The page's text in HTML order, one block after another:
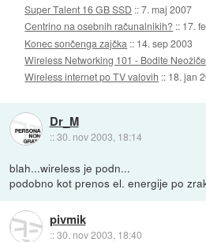
Super Talent 16 GB SSD ::7. maj 2007
Centrino na osebnih računalnikih? :: 17.
Konec sončenga zajčka :: 14. sep 2003
Wireless Networking 101 - Bodite
Wireless internet po TV valovih :: 18. jan
Dr_M
::30. nov 2003, 18:14
blah...wireless je podn...
podobno kot prenos el. energije po
pivmik
::30. nov 2003, 18:40